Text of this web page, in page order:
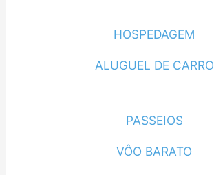
HOSPEDAGEM
ALUGUEL DE CARRO
PASSEIOS
VÔO BARATO